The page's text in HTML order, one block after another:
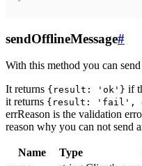
sendOfflineMessage#
With this method you can
It returns {result: 'ok'} if
it returns {result: 'fail',
errReason is the validation
reason why you can not send
Name Type